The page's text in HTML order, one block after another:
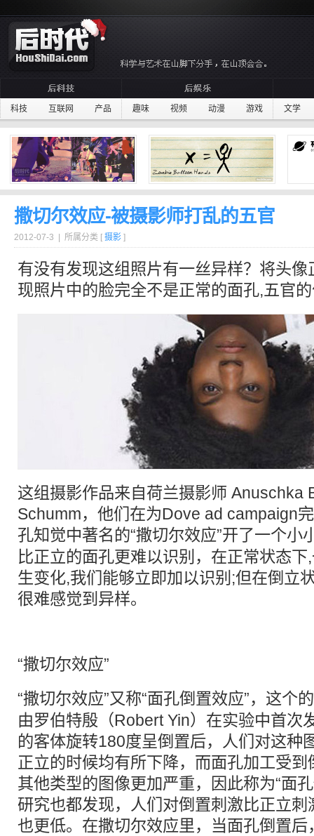
科技 互联网 产品 趣味 视频 动漫 游戏 文学
撒切尔效应-被摄影师打乱的五官
2012-07-3 | 所属分类 [ 摄影 ]
有没有发现这组照片有一丝异样？将头
现照片中的脸完全不是正常的面孔,五官
这组摄影作品来自荷兰摄影师 Anuschka
Schumm，他们在为Dove ad campaign
孔知觉中著名的“撒切尔效应”开了一个小
比正立的面孔更难以识别，在正常状态
生变化,我们能够立即加以识别;但在倒立
很难感觉到异样。
“撒切尔效应”
“撒切尔效应”又称“面孔倒置效应”，这个
由罗伯特殷（Robert Yin）在实验中首次
的客体旋转180度呈倒置后，人们对这种
正立的时候均有所下降，而面孔加工受
其他类型的图像更加严重，因此称为“面
研究也都发现，人们对倒置刺激比正立
也更低。在撒切尔效应里，当面孔倒置